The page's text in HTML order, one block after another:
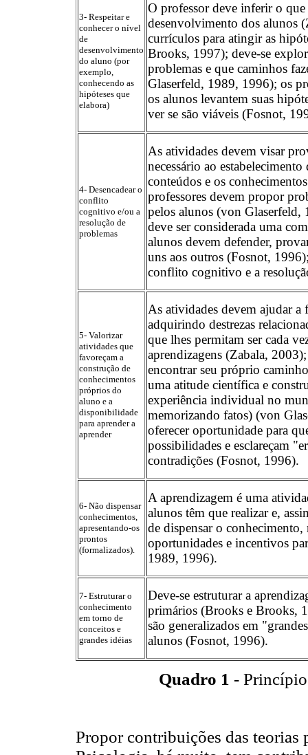
3- Respeitar e
conhecer o nível
de
desenvolvimento
do aluno (por
exemplo,
conhecendo as
hipóteses que
elabora)
O professor deve inferir o
desenvolvimento dos alunos
currículos para atingir as
Brooks, 1997); deve-se
problemas e que caminhos
Glaserfeld, 1989, 1996); os
os alunos levantem suas
ver se são viáveis (Fosnot,
4- Desencadear o
conflito
cognitivo e/ou a
resolução de
problemas
As atividades devem visar
necessário ao
conteúdos e os
professores devem propor
pelos alunos (von Glaserfeld,
deve ser considerada uma
alunos devem defender,
uns aos outros (Fosnot,
conflito cognitivo e a
5- Valorizar
atividades que
favoreçam a
construção de
conhecimentos
próprios do
aluno e a
disponibilidade
para aprender a
aprender
As atividades devem ajudar a
adquirindo destrezas
que lhes permitam ser cada
aprendizagens (Zabala,
encontrar seu próprio
uma atitude científica e
experiência individual no
memorizando fatos) (von
oferecer oportunidade para
possibilidades e esclareçam
contradições (Fosnot, 1996).
6- Não dispensar
conhecimentos,
apresentando-os
prontos
(formalizados).
A aprendizagem é uma
alunos têm que realizar e,
de dispensar o
oportunidades e incentivos
1989, 1996).
7- Estruturar o
conhecimento
em torno de
conceitos e
grandes idéias
Deve-se estruturar a
primários (Brooks e Brooks,
são generalizados em
alunos (Fosnot, 1996).
Quadro 1 -
Propor contribuições das teorias